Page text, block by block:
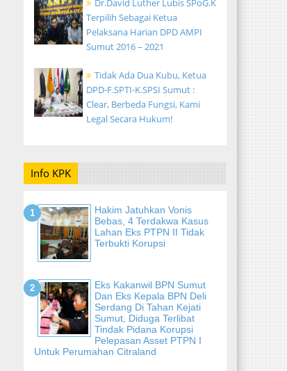
Dr.David Luther Lubis SPoG.K
Terpilih Sebagai Ketua
Pelaksana Harian DPD AMPI
Sumut 2016 – 2021
Tidak Ada Dua Kubu, Ketua
DPD-F.SPTI-K.SPSI Sumut :
Clear, Berbeda Fungsi, Kami
Legal Secara Hukum!
Info KPK
Hakim Jatuhkan Vonis
Bebas, 4 Terdakwa Kasus
Lahan Eks PTPN II Tidak
Terbukti Korupsi
Eks Kakanwil BPN Sumut
Dan Eks Kepala BPN Deli
Serdang Di Tahan Kejati
Sumut, Diduga Terlibat
Tindak Pidana Korupsi
Pelepasan Asset PTPN I
Untuk Perumahan Citraland